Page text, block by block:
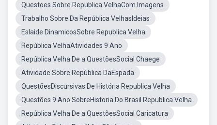
Questoes Sobre Republica VelhaCom Imagens
Trabalho Sobre Da República VelhasIdeias
Eslaide DinamicosSobre Republica Velha
República VelhaAtividades 9 Ano
República Velha De a QuestõesSocial Chaege
Atividade Sobre República DaEspada
QuestõesDiscursivas De História Republica Velha
Questões 9 Ano SobreHistoria Do Brasil Republica Velha
República Velha De a QuestõesSocial Caricatura